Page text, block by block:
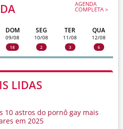
AGENDA
COMPLETA >
DOM
09/08
18
SEG
10/08
2
TER
11/08
3
QUA
12/08
6
LIDAS
10 astros do pornô gay mais
em 2025